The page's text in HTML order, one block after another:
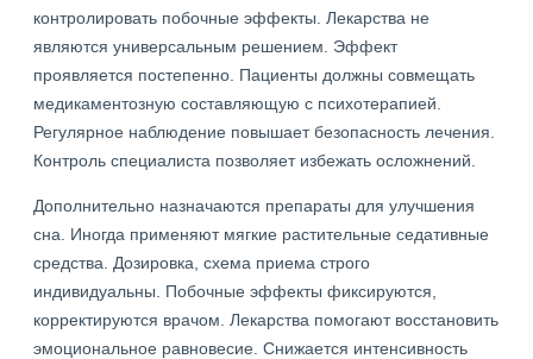
контролировать побочные эффекты. Лекарства не
являются универсальным решением. Эффект
проявляется постепенно. Пациенты должны совмещать
медикаментозную составляющую с психотерапией.
Регулярное наблюдение повышает безопасность лечения.
Контроль специалиста позволяет избежать осложнений.
Дополнительно назначаются препараты для улучшения
сна. Иногда применяют мягкие растительные седативные
средства. Дозировка, схема приема строго
индивидуальны. Побочные эффекты фиксируются,
корректируются врачом. Лекарства помогают восстановить
эмоциональное равновесие. Снижается интенсивность